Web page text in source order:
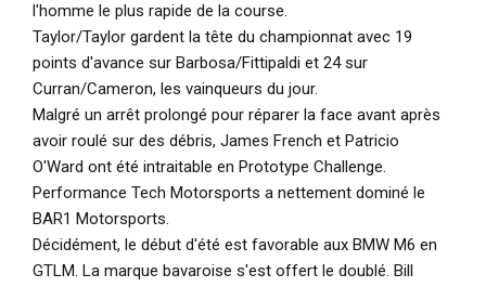
l'homme le plus rapide de la course.
Taylor/Taylor gardent la tête du championnat avec 19
points d'avance sur Barbosa/Fittipaldi et 24 sur
Curran/Cameron, les vainqueurs du jour.
Malgré un arrêt prolongé pour réparer la face avant après
avoir roulé sur des débris, James French et Patricio
O'Ward ont été intraitable en Prototype Challenge.
Performance Tech Motorsports a nettement dominé le
BAR1 Motorsports.
Décidément, le début d'été est favorable aux BMW M6 en
GTLM. La marque bavaroise s'est offert le doublé. Bill